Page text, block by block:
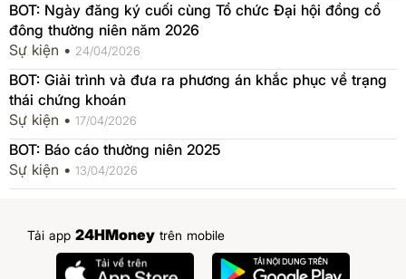
BOT: Ngày đăng ký cuối cùng Tổ chức Đại hội đồng cổ
đông thường niên năm 2026
Sự kiện • 24/04/2026
BOT: Giải trình và đưa ra phương án khắc phục về trạng
thái chứng khoán
Sự kiện • 17/04/2026
BOT: Báo cáo thường niên 2025
Sự kiện • 13/04/2026
Tải app 24HMoney trên mobile